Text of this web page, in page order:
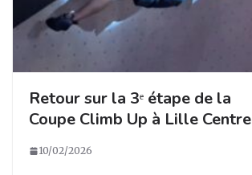
Retour sur la 3ᵉ étape de la
Coupe Climb Up à Lille Centre
10/02/2026